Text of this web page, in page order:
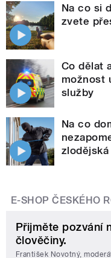
Na co si
zvete
Co dělat
možnost
služby
Na co
E-SHOP ČESKÉHO
Přijměte pozvání
člověčiny.
František Novotný,